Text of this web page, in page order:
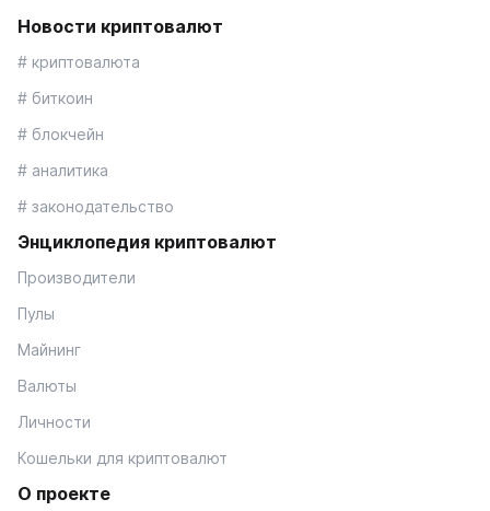
Новости криптовалют
# криптовалюта
# биткоин
# блокчейн
# аналитика
# законодательство
Энциклопедия криптовалют
Производители
Пулы
Майнинг
Валюты
Личности
Кошельки для криптовалют
О проекте